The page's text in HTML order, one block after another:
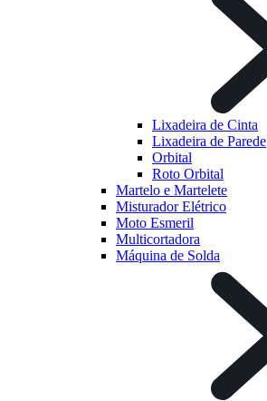
Lixadeira de Cinta
Lixadeira de Parede
Orbital
Roto Orbital
Martelo e Martelete
Misturador Elétrico
Moto Esmeril
Multicortadora
Máquina de Solda